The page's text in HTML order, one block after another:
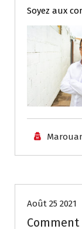
Soyez aux
Août 25 2021